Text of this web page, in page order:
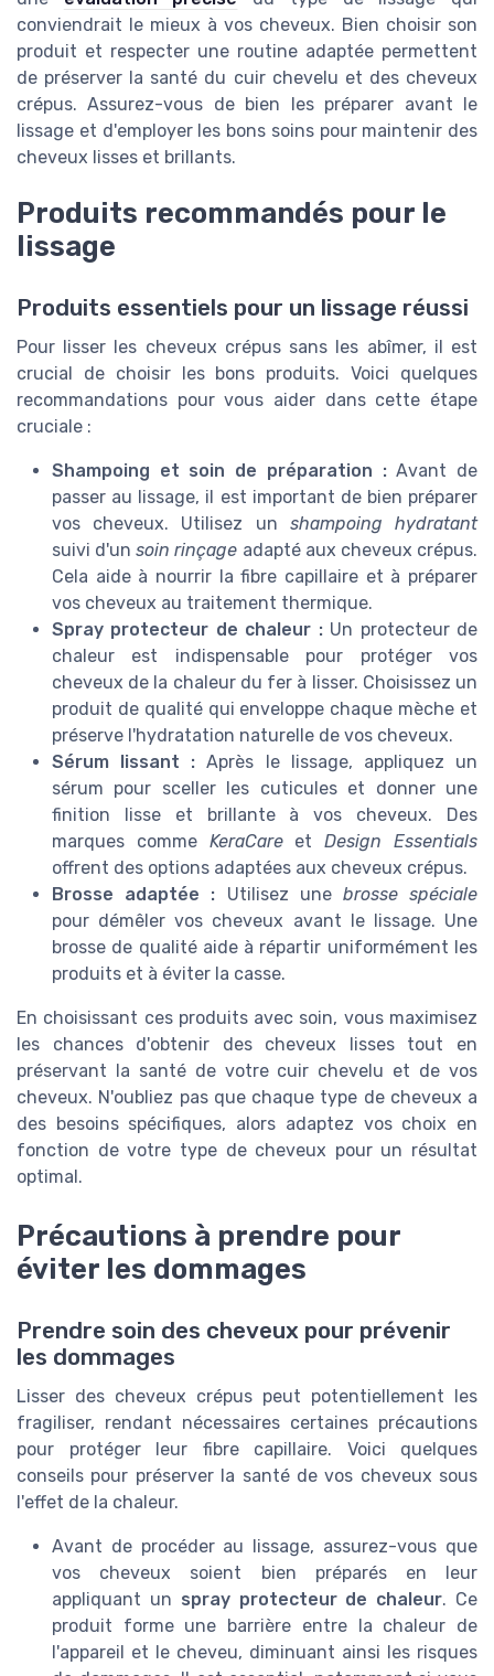
conviendrait le mieux à vos cheveux. Bien choisir son
produit et respecter une routine adaptée permettent
de préserver la santé du cuir chevelu et des cheveux
crépus. Assurez-vous de bien les préparer avant le
lissage et d'employer les bons soins pour maintenir des
cheveux lisses et brillants.
Produits recommandés pour le
lissage
Produits essentiels pour un lissage réussi
Pour lisser les cheveux crépus sans les abîmer, il est
crucial de choisir les bons produits. Voici quelques
recommandations pour vous aider dans cette étape
cruciale :
Shampoing et soin de préparation :Avant de
passer au lissage, il est important de bien préparer
vos cheveux. Utilisez un shampoing hydratant
suivi d'unsoin rinçage adapté aux cheveux crépus.
Cela aide à nourrir la fibre capillaire et à préparer
vos cheveux au traitement thermique.
Spray protecteur de chaleur :Un protecteur de
chaleur est indispensable pour protéger vos
cheveux de la chaleur du fer à lisser. Choisissez un
produit de qualité qui enveloppe chaque mèche et
préserve l'hydratation naturelle de vos cheveux.
Sérum lissant : Après le lissage, appliquez un
sérum pour sceller les cuticules et donner une
finition lisse et brillante à vos cheveux. Des
marques comme KeraCareetDesign Essentials
offrent des options adaptées aux cheveux crépus.
Brosse adaptée : Utilisez une brosse spéciale
pour démêler vos cheveux avant le lissage. Une
brosse de qualité aide à répartir uniformément les
produits et à éviter la casse.
En choisissant ces produits avec soin, vous maximisez
les chances d'obtenir des cheveux lisses tout en
préservant la santé de votre cuir chevelu et de vos
cheveux. N'oubliez pas que chaque type de cheveux a
des besoins spécifiques, alors adaptez vos choix en
fonction de votre type de cheveux pour un résultat
optimal.
Précautions à prendre pour
éviter les dommages
Prendre soin des cheveux pour prévenir
les dommages
Lisser des cheveux crépus peut potentiellement les
fragiliser, rendant nécessaires certaines précautions
pour protéger leur fibre capillaire. Voici quelques
conseils pour préserver la santé de vos cheveux sous
l'effet de la chaleur.
Avant de procéder au lissage, assurez-vous que
vos cheveux soient bien préparés en leur
appliquant un spray protecteur de chaleur. Ce
produit forme une barrière entre la chaleur de
l'appareil et le cheveu, diminuant ainsi les risques